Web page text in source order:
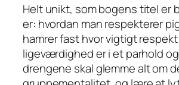
Helt unikt, som bogens titel er
er: hvordan man respekterer
hamrer fast hvor vigtigt
ligeværdighed er i et parhold
drengene skal glemme alt om